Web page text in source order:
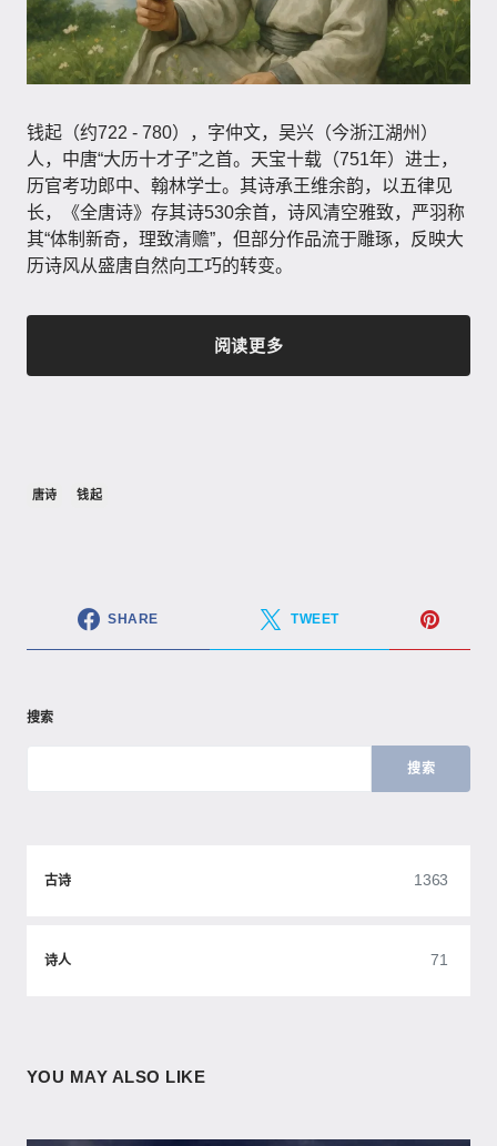
钱起（约722 - 780），字仲文，吴兴（今浙江湖州）
人，中唐“大历十才子”之首。天宝十载（751年）进士，
历官考功郎中、翰林学士。其诗承王维余韵，以五律见
长，《全唐诗》存其诗530余首，诗风清空雅致，严羽称
其“体制新奇，理致清赡”，但部分作品流于雕琢，反映大
历诗风从盛唐自然向工巧的转变。
阅读更多
唐诗 钱起
SHARE TWEET
搜索
搜索
古诗 1363
诗人 71
YOU MAY ALSO LIKE